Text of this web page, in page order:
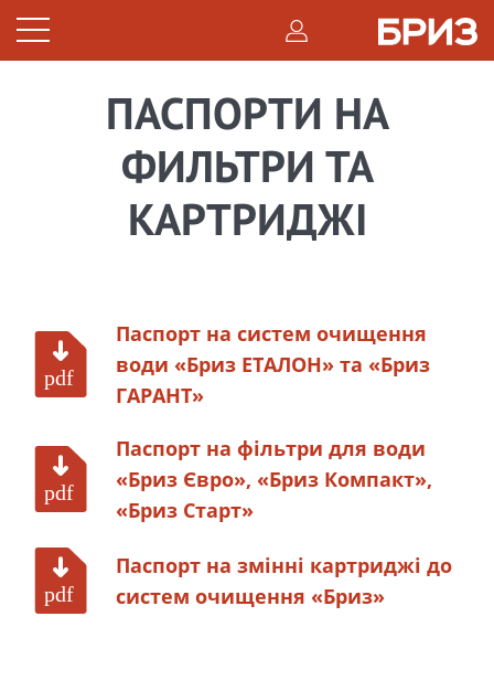
ПАСПОРТИ НА
ФИЛЬТРИ ТА
КАРТРИДЖI
Паспорт на систем очищення
води «Бриз ЕТАЛОН» та «Бриз
ГАРАНТ»
Паспорт на фільтри для води
«Бриз Євро», «Бриз Компакт»,
«Бриз Старт»
Паспорт на змінні картриджі до
систем очищення «Бриз»